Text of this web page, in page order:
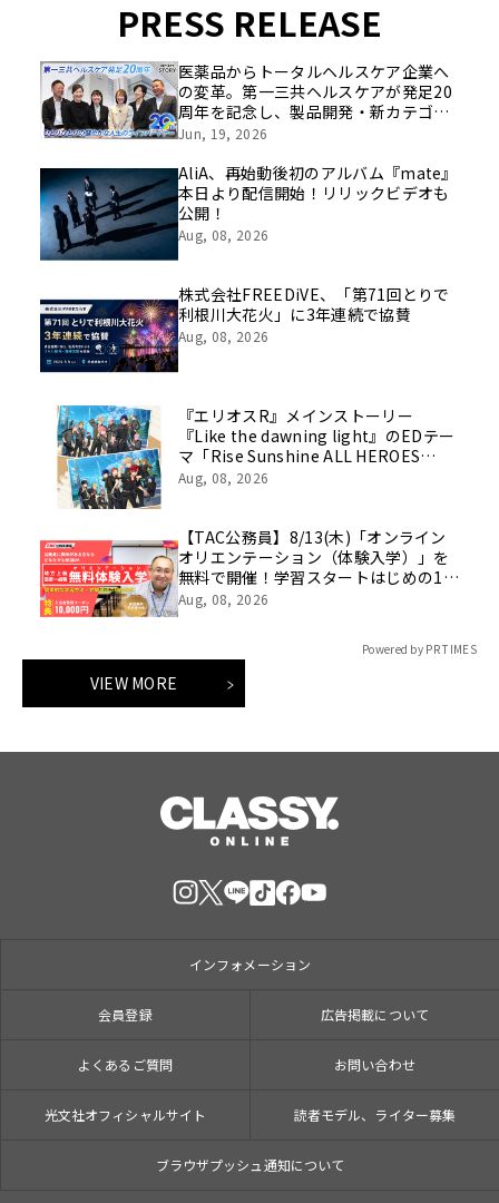
PRESS RELEASE
医薬品からトータルヘルスケア企業へ
の変革。第一三共ヘルスケアが発足20
周年を記念し、製品開発・新カテゴリ
挑戦の舞台や旧社統合時のエピソード
像を公開！
Jun, 19, 2026
AliA、再始動後初のアルバム『mate』
本日より配信開始！リリックビデオも
公開！
Aug, 08, 2026
株式会社FREEDiVE、「第71回とりで
利根川大花火」に3年連続で協賛
Aug, 08, 2026
『エリオスR』メインストーリー
『Like the dawning light』のEDテー
マ「Rise Sunshine ALL HEROES
Ver.」がフルサイズ配信決定！
Aug, 08, 2026
【TAC公務員】8/13(木)「オンライン
オリエンテーション（体験入学）」を
無料で開催！学習スタートはじめの1
歩！
Aug, 08, 2026
Powered by PR TIMES
VIEW MORE
インフォメーション
会員登録 広告掲載について
よくあるご質問 お問い合わせ
光文社オフィシャルサイト 読者モデル、ライター募集
ブラウザプッシュ通知について